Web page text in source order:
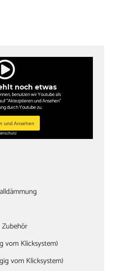
noch etwas
benutzen wir Youtube als
"Aktezptieren und Ansehen"
durch Youtube zu.
und Ansehen
vom Klicksystem)
vom Klicksystem)